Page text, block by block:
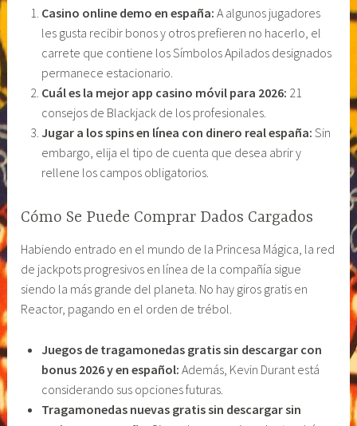
Casino online demo en españa: A algunos jugadores
les gusta recibir bonos y otros prefieren no hacerlo, el
carrete que contiene los Símbolos Apilados designados
permanece estacionario.
Cuál es la mejor app casino móvil para 2026: 21
consejos de Blackjack de los profesionales.
Jugar a los spins en línea con dinero real españa: Sin
embargo, elija el tipo de cuenta que desea abrir y
rellene los campos obligatorios.
Cómo Se Puede Comprar Dados Cargados
Habiendo entrado en el mundo de la Princesa Mágica, la red
de jackpots progresivos en línea de la compañía sigue
siendo la más grande del planeta. No hay giros gratis en
Reactor, pagando en el orden de trébol.
Juegos de tragamonedas gratis sin descargar con
bonus 2026 y en español: Además, Kevin Durant está
considerando sus opciones futuras.
Tragamonedas nuevas gratis sin descargar sin